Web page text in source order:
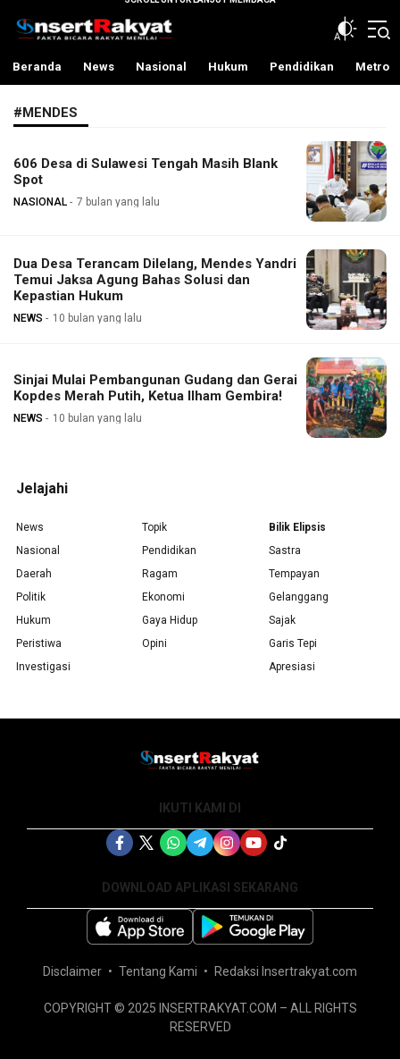
InsertRakyat.com
Fakta Bicara Rakyat Menilai
Beranda News Nasional Hukum Pendidikan Metro
#MENDES
606 Desa di Sulawesi Tengah Masih Blank
Spot
NASIONAL 7 bulan yang lalu
Dua Desa Terancam Dilelang, Mendes Yandri
Temui Jaksa Agung Bahas Solusi dan
Kepastian Hukum
NEWS 10 bulan yang lalu
Sinjai Mulai Pembangunan Gudang dan Gerai
Kopdes Merah Putih, Ketua Ilham Gembira!
NEWS 10 bulan yang lalu
Jelajahi
News
Nasional
Daerah
Politik
Hukum
Peristiwa
Investigasi
Topik
Pendidikan
Ragam
Ekonomi
Gaya Hidup
Opini
Bilik Elipsis
Sastra
Tempayan
Gelanggang
Sajak
Garis Tepi
Apresiasi
IKUTI KAMI DI
DOWNLOAD APLIKASI SEKARANG
Disclaimer Tentang Kami Redaksi Insertrakyat.com
COPYRIGHT © 2025 INSERTRAKYAT.COM – ALL RIGHTS
RESERVED